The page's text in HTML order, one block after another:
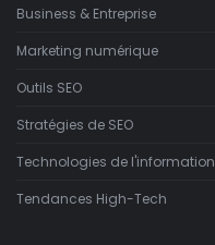
Business & Entreprise
Marketing numérique
Outils SEO
Stratégies de SEO
Technologies de l'information
Tendances High-Tech